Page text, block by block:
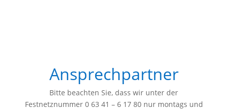
Ansprechpartner
Bitte beachten Sie, dass wir unter der
Festnetznummer 0 63 41 – 6 17 80 nur montags und